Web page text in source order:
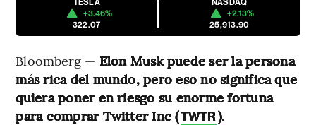
+3.46%
322.07
+2.13%
25,913.90
Bloomberg — Elon Musk puede ser la persona
más rica del mundo, pero eso no significa que
quiera poner en riesgo su enorme fortuna
para comprar Twitter Inc (TWTR).